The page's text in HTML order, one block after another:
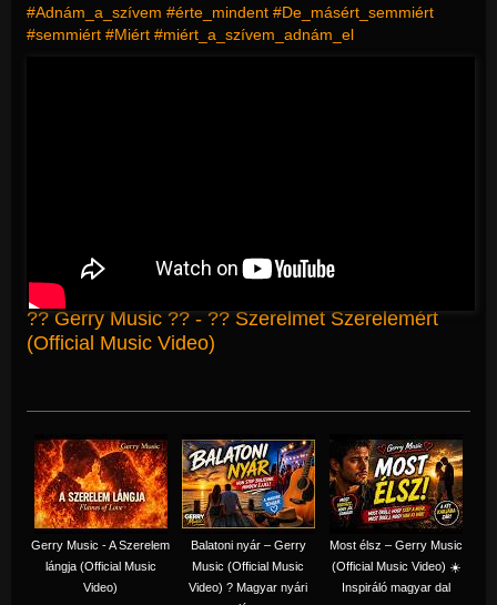
#Adnám_a_szívem #érte_mindent #De_másért_semmiért
#semmiért #Miért #miért_a_szívem_adnám_el
?? Gerry Music ?? - ?? Szerelmet Szerelemért
(Official Music Video)
Gerry Music - A Szerelem
lángja (Official Music
Video)
Balatoni nyár – Gerry
Music (Official Music
Video) ? Magyar nyári
Most élsz – Gerry Music
(Official Music Video) ☀️
Inspiráló magyar dal